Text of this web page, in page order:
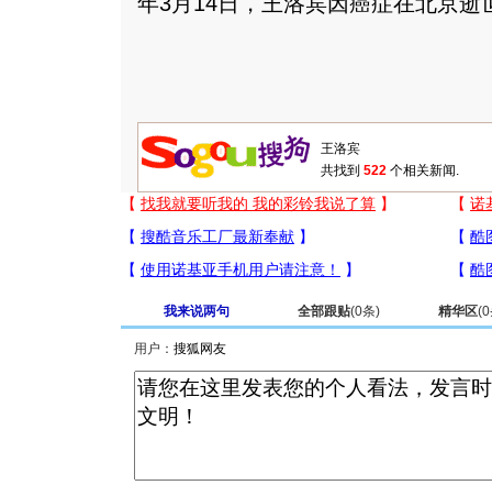
共找到 522 个相关新闻.
我来说两句 全部跟贴(0条) 精华区(0
用户：